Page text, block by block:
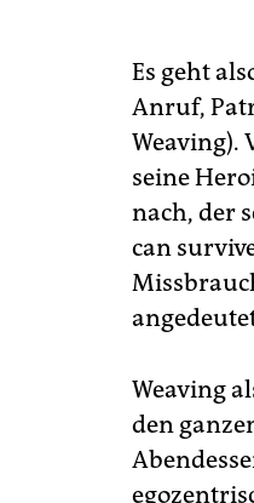
Es geht
Anruf,
Weaving).
seine
nach, der
can
Weaving
den